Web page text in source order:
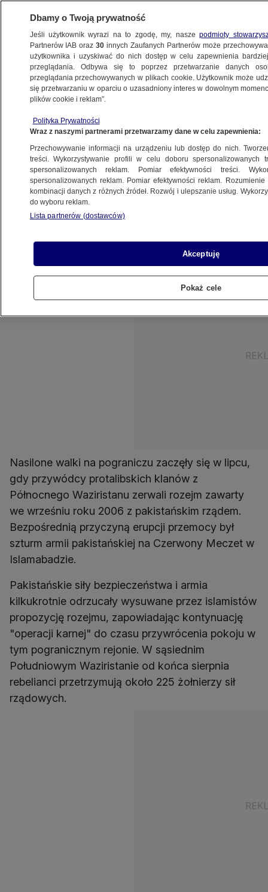
ŚWIAT
9.10.2007, 08:54Aktualizacja: 9.10.2007, 11:11
Udostępnij
Co najmniej 45 pakistańskich żołnierzy i 150
islamskich bojowników zginęło w trwających od
niedzieli walkach na pograniczu pakistańsko-
Nasilone walki na pograniczu zaczęły się w lipcu,
gdy przywódcy protalibskich klanów z
Północnego Waziristanu zerwali rozejm zawarty
we wrześniu roku 2006 z pakistańskim rządem.
Bezpośrednią przyczyną erupcji przemocy był
szturm armii pakistańskiej na Czerwony Meczet w
Islamabadzie.
Pakistańskie siły bezpieczeństwa i armia
kilkukrotnie odrzucały wysuwane przez islamistów
propozycję rozejmu, zapowiadając kontynuację
"operacji karnej" do czasu przywrócenia pokoju w
tym pogranicznym rejonie. W sąsiednim
Południowym Waziristanie od końca sierpnia
rebelianci przetrzymują około 225 żołnierzy sił
rządowych.
Dbamy o Twoją prywatność
Jeśli użytkownik wyrazi na to zgodę, my, naszepodmioty
Partnerów IAB oraz30 innych Zaufanych Partnerów może
użytkownika i uzyskiwać do nich dostęp w celu zapewnienia
przeglądania. Odbywa się to poprzez przetwarzanie danych
przeglądania przechowywanych w plikach cookie. Użytkownik może
się przetwarzaniu w oparciu o uzasadniony interes w dowolnym
plików cookie i reklam”.
Polityka Prywatności
Wraz z naszymi partnerami przetwarzamy dane w celu zapewnienia:
Przechowywanie informacji na urządzeniu lub dostęp do nich.
treści. Wykorzystywanie profili w celu doboru spersonalizowanych
spersonalizowanych reklam. Pomiar efektywności treści.
spersonalizowanych reklam. Pomiar efektywności reklam.
kombinacji danych z różnych źródeł. Rozwój i ulepszanie usług.
do wyboru reklam.
Lista partnerów (dostawców)
Akceptuję
Pokaż cele